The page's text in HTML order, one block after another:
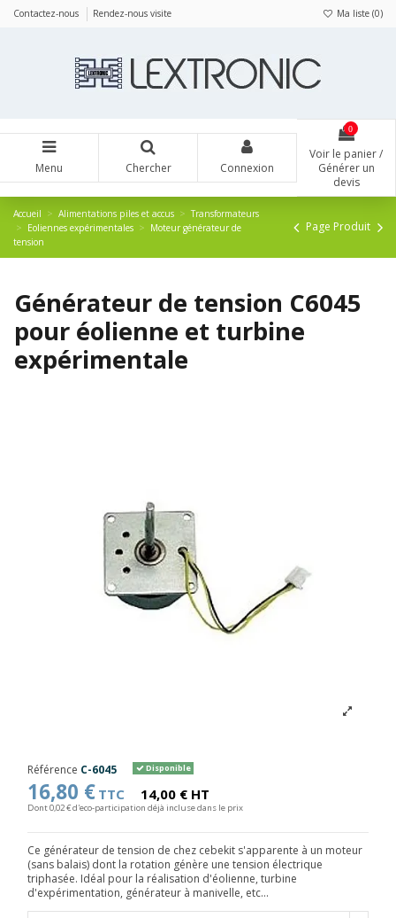
Contactez-nous Rendez-nous visite Ma liste (0)
Menu Chercher Connexion
0
Voir le panier /
Générer un
devis
Accueil Alimentations piles et accus
Transformateurs
Eoliennes expérimentales
Moteur générateur de
tension
Page Produit
Générateur de tension C6045
pour éolienne et turbine
expérimentale
Référence C-6045 Disponible
16,80 € TTC 14,00 € HT
Dont 0,02 € d'eco-participation déjà incluse dans le prix
Ce générateur de tension de chez cebekit s'apparente à un moteur
(sans balais) dont la rotation génère une tension électrique
triphasée. Idéal pour la réalisation d'éolienne, turbine
d'expérimentation, générateur à manivelle, etc...
Panneau de gestion des cookies